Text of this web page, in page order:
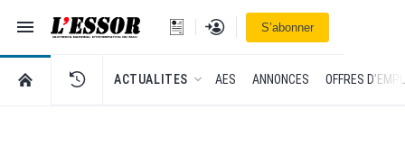
Navigation
L'Essor - retour à la une
Se connecterS’abonner
RETOUR À LA PAGE D’ACCUEIL DE L'ESSOR
ACTUALITES AES ANNONCES OFFRES